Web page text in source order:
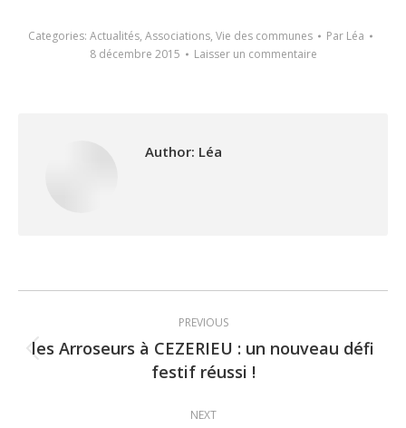
Categories: Actualités, Associations, Vie des communes Par Léa
8 décembre 2015
Laisser un commentaire
Author: Léa
navigation
PREVIOUS
Previous
post:
les Arroseurs à CEZERIEU : un nouveau défi
festif réussi !
NEXT